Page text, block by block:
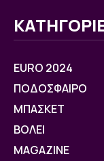
EURO 2024
ΠΟΔΟΣΦΑΙΡΟ
ΜΠΑΣΚΕΤ
ΒOΛΕΙ
MAGAZINE